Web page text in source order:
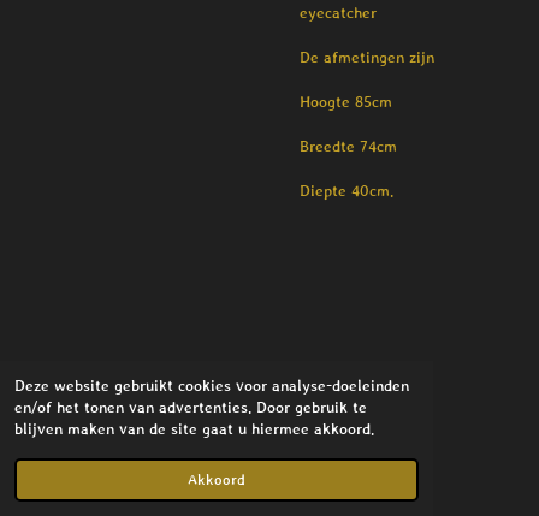
Deze website gebruikt cookies voor analyse-doeleinden
en/of het tonen van advertenties. Door gebruik te
blijven maken van de site gaat u hiermee akkoord.
Akkoord
eyecatcher
De afmetingen zijn
Hoogte 85cm
Breedte 74cm
Diepte 40cm.
© 2021 - 2026 Stylish Interior
Powered by